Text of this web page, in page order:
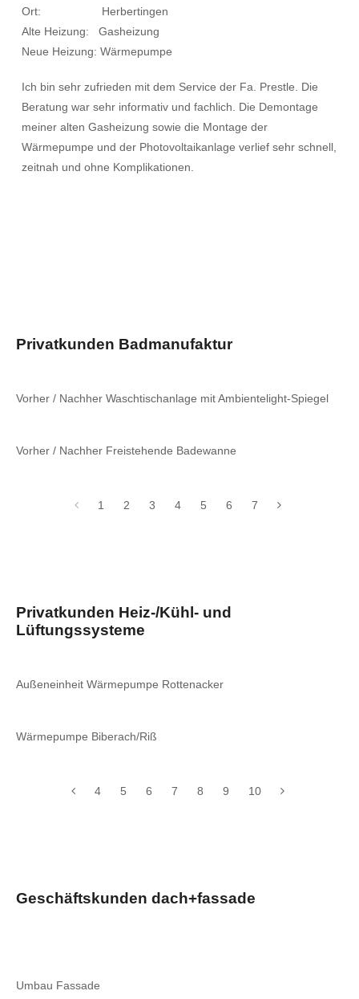
Ort: Herbertingen
Alte Heizung: Gasheizung
Neue Heizung: Wärmepumpe
Ich bin sehr zufrieden mit dem Service der Fa. Prestle. Die
Beratung war sehr informativ und fachlich. Die Demontage
meiner alten Gasheizung sowie die Montage der
Wärmepumpe und der Photovoltaikanlage verlief sehr schnell,
zeitnah und ohne Komplikationen.
Privatkunden Badmanufaktur
Vorher / Nachher Waschtischanlage mit Ambientelight-Spiegel
Vorher / Nachher Freistehende Badewanne
1 2 3 4 5 6 7
Privatkunden Heiz-/Kühl- und
Lüftungssysteme
Außeneinheit Wärmepumpe Rottenacker
Wärmepumpe Biberach/Riß
4 5 6 7 8 9 10
Geschäftskunden dach+fassade
Umbau Fassade